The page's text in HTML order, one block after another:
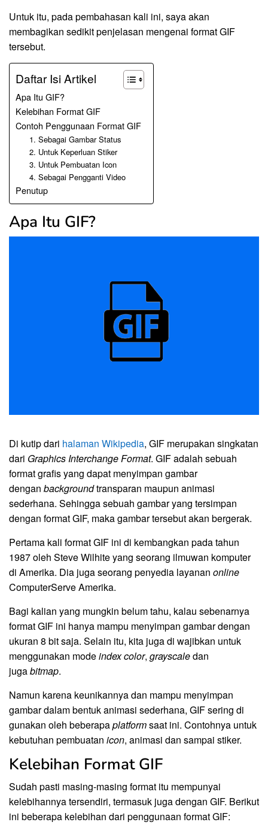
Untuk itu, pada pembahasan kali ini, saya akan
membagikan sedikit penjelasan mengenai format GIF
tersebut.
Daftar Isi Artikel
Apa Itu GIF?
Kelebihan Format GIF
Contoh Penggunaan Format GIF
1. Sebagai Gambar Status
2. Untuk Keperluan Stiker
3. Untuk Pembuatan Icon
4. Sebagai Pengganti Video
Penutup
Apa Itu GIF?
Di kutip dari halaman Wikipedia, GIF merupakan singkatan
dari Graphics Interchange Format. GIF adalah sebuah
format grafis yang dapat menyimpan gambar
dengan backgroundtransparan maupun animasi
sederhana. Sehingga sebuah gambar yang tersimpan
dengan format GIF, maka gambar tersebut akan bergerak.
Pertama kali format GIF ini di kembangkan pada tahun
1987 oleh Steve Wilhite yang seorang ilmuwan komputer
di Amerika. Dia juga seorang penyedia layanan online
ComputerServe Amerika.
Bagi kalian yang mungkin belum tahu, kalau sebenarnya
format GIF ini hanya mampu menyimpan gambar dengan
ukuran 8 bit saja. Selain itu, kita juga di wajibkan untuk
menggunakan modeindex color, grayscaledan
jugabitmap.
Namun karena keunikannya dan mampu menyimpan
gambar dalam bentuk animasi sederhana, GIF sering di
gunakan oleh beberapaplatformsaat ini. Contohnya untuk
kebutuhan pembuatan icon, animasi dan sampai stiker.
Kelebihan Format GIF
Sudah pasti masing-masing format itu mempunyai
kelebihannya tersendiri, termasuk juga dengan GIF. Berikut
ini beberapa kelebihan dari penggunaan format GIF: